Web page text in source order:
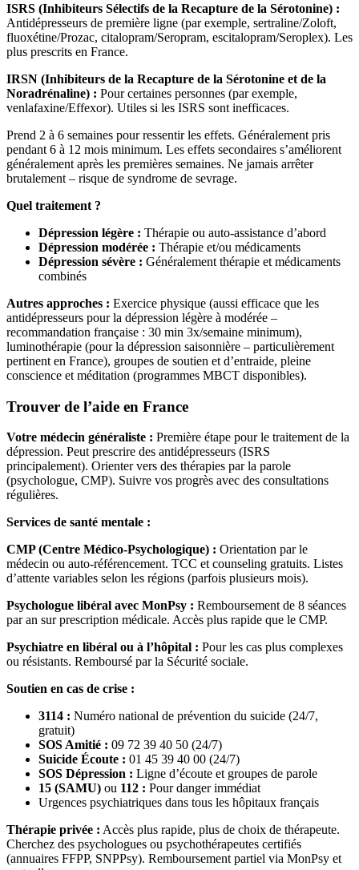
ISRS (Inhibiteurs Sélectifs de la Recapture de la Sérotonine) :
Antidépresseurs de première ligne (par exemple, sertraline/Zoloft,
fluoxétine/Prozac, citalopram/Seropram, escitalopram/Seroplex). Les
plus prescrits en France.
IRSN (Inhibiteurs de la Recapture de la Sérotonine et de la
Noradrénaline) : Pour certaines personnes (par exemple,
venlafaxine/Effexor). Utiles si les ISRS sont inefficaces.
Prend 2 à 6 semaines pour ressentir les effets. Généralement pris
pendant 6 à 12 mois minimum. Les effets secondaires s’améliorent
généralement après les premières semaines. Ne jamais arrêter
brutalement – risque de syndrome de sevrage.
Quel traitement ?
Dépression légère : Thérapie ou auto-assistance d’abord
Dépression modérée : Thérapie et/ou médicaments
Dépression sévère : Généralement thérapie et médicaments
combinés
Autres approches : Exercice physique (aussi efficace que les
antidépresseurs pour la dépression légère à modérée –
recommandation française : 30 min 3x/semaine minimum),
luminothérapie (pour la dépression saisonnière – particulièrement
pertinent en France), groupes de soutien et d’entraide, pleine
conscience et méditation (programmes MBCT disponibles).
Trouver de l’aide en France
Votre médecin généraliste : Première étape pour le traitement de la
dépression. Peut prescrire des antidépresseurs (ISRS
principalement). Orienter vers des thérapies par la parole
(psychologue, CMP). Suivre vos progrès avec des consultations
régulières.
Services de santé mentale :
CMP (Centre Médico-Psychologique) : Orientation par le
médecin ou auto-référencement. TCC et counseling gratuits. Listes
d’attente variables selon les régions (parfois plusieurs mois).
Psychologue libéral avec MonPsy : Remboursement de 8 séances
par an sur prescription médicale. Accès plus rapide que le CMP.
Psychiatre en libéral ou à l’hôpital : Pour les cas plus complexes
ou résistants. Remboursé par la Sécurité sociale.
Soutien en cas de crise :
3114 : Numéro national de prévention du suicide (24/7,
gratuit)
SOS Amitié : 09 72 39 40 50 (24/7)
Suicide Écoute : 01 45 39 40 00 (24/7)
SOS Dépression : Ligne d’écoute et groupes de parole
15 (SAMU) ou 112 : Pour danger immédiat
Urgences psychiatriques dans tous les hôpitaux français
Thérapie privée : Accès plus rapide, plus de choix de thérapeute.
Cherchez des psychologues ou psychothérapeutes certifiés
(annuaires FFPP, SNPPsy). Remboursement partiel via MonPsy et